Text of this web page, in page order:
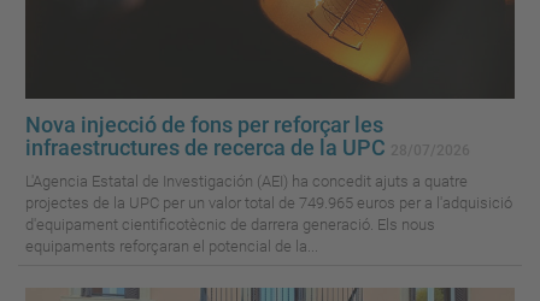
Nova injecció de fons per reforçar les
infraestructures de recerca de la UPC
L'Agencia Estatal de Investigación (AEI) ha concedit ajuts a quatre
projectes de la UPC per un valor total de 749.965 euros per a l'adquisició
d'equipament cientificotècnic de darrera generació. Els nous
equipaments reforçaran el potencial de la...